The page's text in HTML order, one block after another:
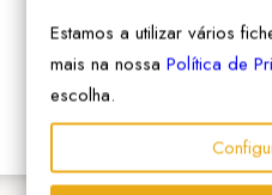
Estamos a utilizar vários
mais na nossaPolítica de
escolha.